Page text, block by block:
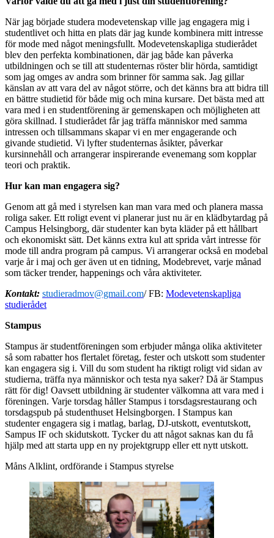
När jag började studera modevetenskap ville jag engagera mig i
studentlivet och hitta en plats där jag kunde kombinera mitt intresse
för mode med något meningsfullt. Modevetenskapliga studierådet
blev den perfekta kombinationen, där jag både kan påverka
utbildningen och se till att studenternas röster blir hörda, samtidigt
som jag omges av andra som brinner för samma sak. Jag gillar
känslan av att vara del av något större, och det känns bra att bidra till
en bättre studietid för både mig och mina kursare. Det bästa med att
vara med i en studentförening är gemenskapen och möjligheten att
göra skillnad. I studierådet får jag träffa människor med samma
intressen och tillsammans skapar vi en mer engagerande och
givande studietid. Vi lyfter studenternas åsikter, påverkar
kursinnehåll och arrangerar inspirerande evenemang som kopplar
teori och praktik.
Hur kan man engagera sig?
Genom att gå med i styrelsen kan man vara med och planera massa
roliga saker. Ett roligt event vi planerar just nu är en klädbytardag på
Campus Helsingborg, där studenter kan byta kläder på ett hållbart
och ekonomiskt sätt. Det känns extra kul att sprida vårt intresse för
mode till andra program på campus. Vi arrangerar också en modebal
varje år i maj och ger även ut en tidning, Modebrevet, varje månad
som täcker trender, happenings och våra aktiviteter.
Kontakt: studieradmov@gmail.com/ FB: Modevetenskapliga
studierådet
Stampus
Stampus är studentföreningen som erbjuder många olika aktiviteter
så som rabatter hos flertalet företag, fester och utskott som studenter
kan engagera sig i. Vill du som student ha riktigt roligt vid sidan av
studierna, träffa nya människor och testa nya saker? Då är Stampus
rätt för dig! Oavsett utbildning är studenter välkomna att vara med i
föreningen. Varje torsdag håller Stampus i torsdagsrestaurang och
torsdagspub på studenthuset Helsingborgen. I Stampus kan
studenter engagera sig i matlag, barlag, DJ-utskott, eventutskott,
Sampus IF och skidutskott. Tycker du att något saknas kan du få
hjälp med att starta upp en ny projektgrupp eller ett nytt utskott.
Måns Alklint, ordförande i Stampus styrelse